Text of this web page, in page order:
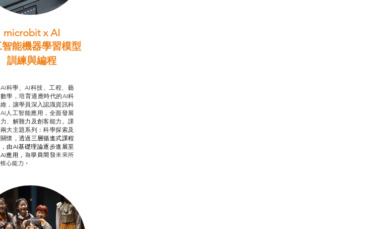
microbit x AI
智能機器學習模型
訓練與編程
科學、AI科技、工程、藝
學，培育適應時代的AI科
，讓學員深入認識資訊科
人工智能應用，全面發展
、解難力及創客能力。課
大主題系列：科學探索及
懷，透過三層循進式課程
由AI基礎理論逐步進展至
應用， 為學員開發未來所
心能力。